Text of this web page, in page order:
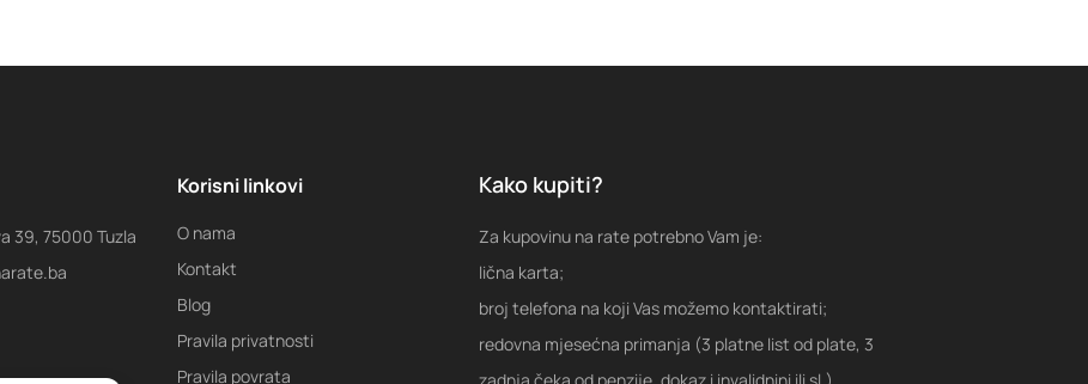
39, 75000 Tuzla
Korisni linkovi
O nama
Kontakt
Blog
Pravila privatnosti
Pravila povrata
Kako kupiti?
Za kupovinu na rate potrebno Vam je:
lična karta;
broj telefona na koji Vas možemo kontaktirati;
redovna mjesećna primanja (3 platne list od plate, 3